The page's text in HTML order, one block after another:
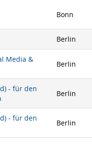
Bonn
Berlin
Media &
Berlin
- für den
Berlin
- für den
Berlin